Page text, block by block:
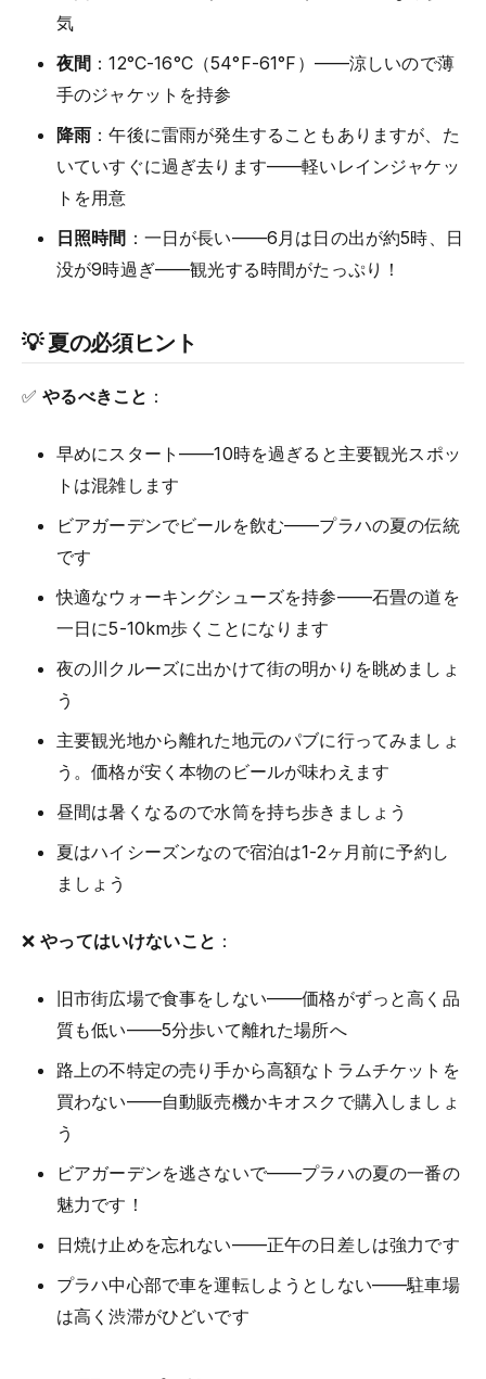
気
夜間 ：12°C-16°C（54°F-61°F）——涼しいので薄
手のジャケットを持参
降雨 ：午後に雷雨が発生することもありますが、た
いていすぐに過ぎ去ります——軽いレインジャケッ
トを用意
日照時間 ：一日が長い——6月は日の出が約5時、日
没が9時過ぎ——観光する時間がたっぷり！
💡 夏の必須ヒント
✅やるべきこと ：
早めにスタート——10時を過ぎると主要観光スポッ
トは混雑します
ビアガーデンでビールを飲む——プラハの夏の伝統
です
快適なウォーキングシューズを持参——石畳の道を
一日に5-10km歩くことになります
夜の川クルーズに出かけて街の明かりを眺めましょ
う
主要観光地から離れた地元のパブに行ってみましょ
う。価格が安く本物のビールが味わえます
昼間は暑くなるので水筒を持ち歩きましょう
夏はハイシーズンなので宿泊は1-2ヶ月前に予約し
ましょう
❌やってはいけないこと ：
旧市街広場で食事をしない——価格がずっと高く品
質も低い——5分歩いて離れた場所へ
路上の不特定の売り手から高額なトラムチケットを
買わない——自動販売機かキオスクで購入しましょ
う
ビアガーデンを逃さないで——プラハの夏の一番の
魅力です！
日焼け止めを忘れない——正午の日差しは強力です
プラハ中心部で車を運転しようとしない——駐車場
は高く渋滞がひどいです